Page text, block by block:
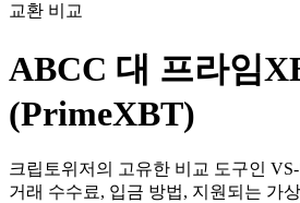
교환 비교
ABCC 대 프라임
(PrimeXBT)
크립토위저의 고유한 비교 도구인
거래 수수료, 입금 방법, 지원되는 가